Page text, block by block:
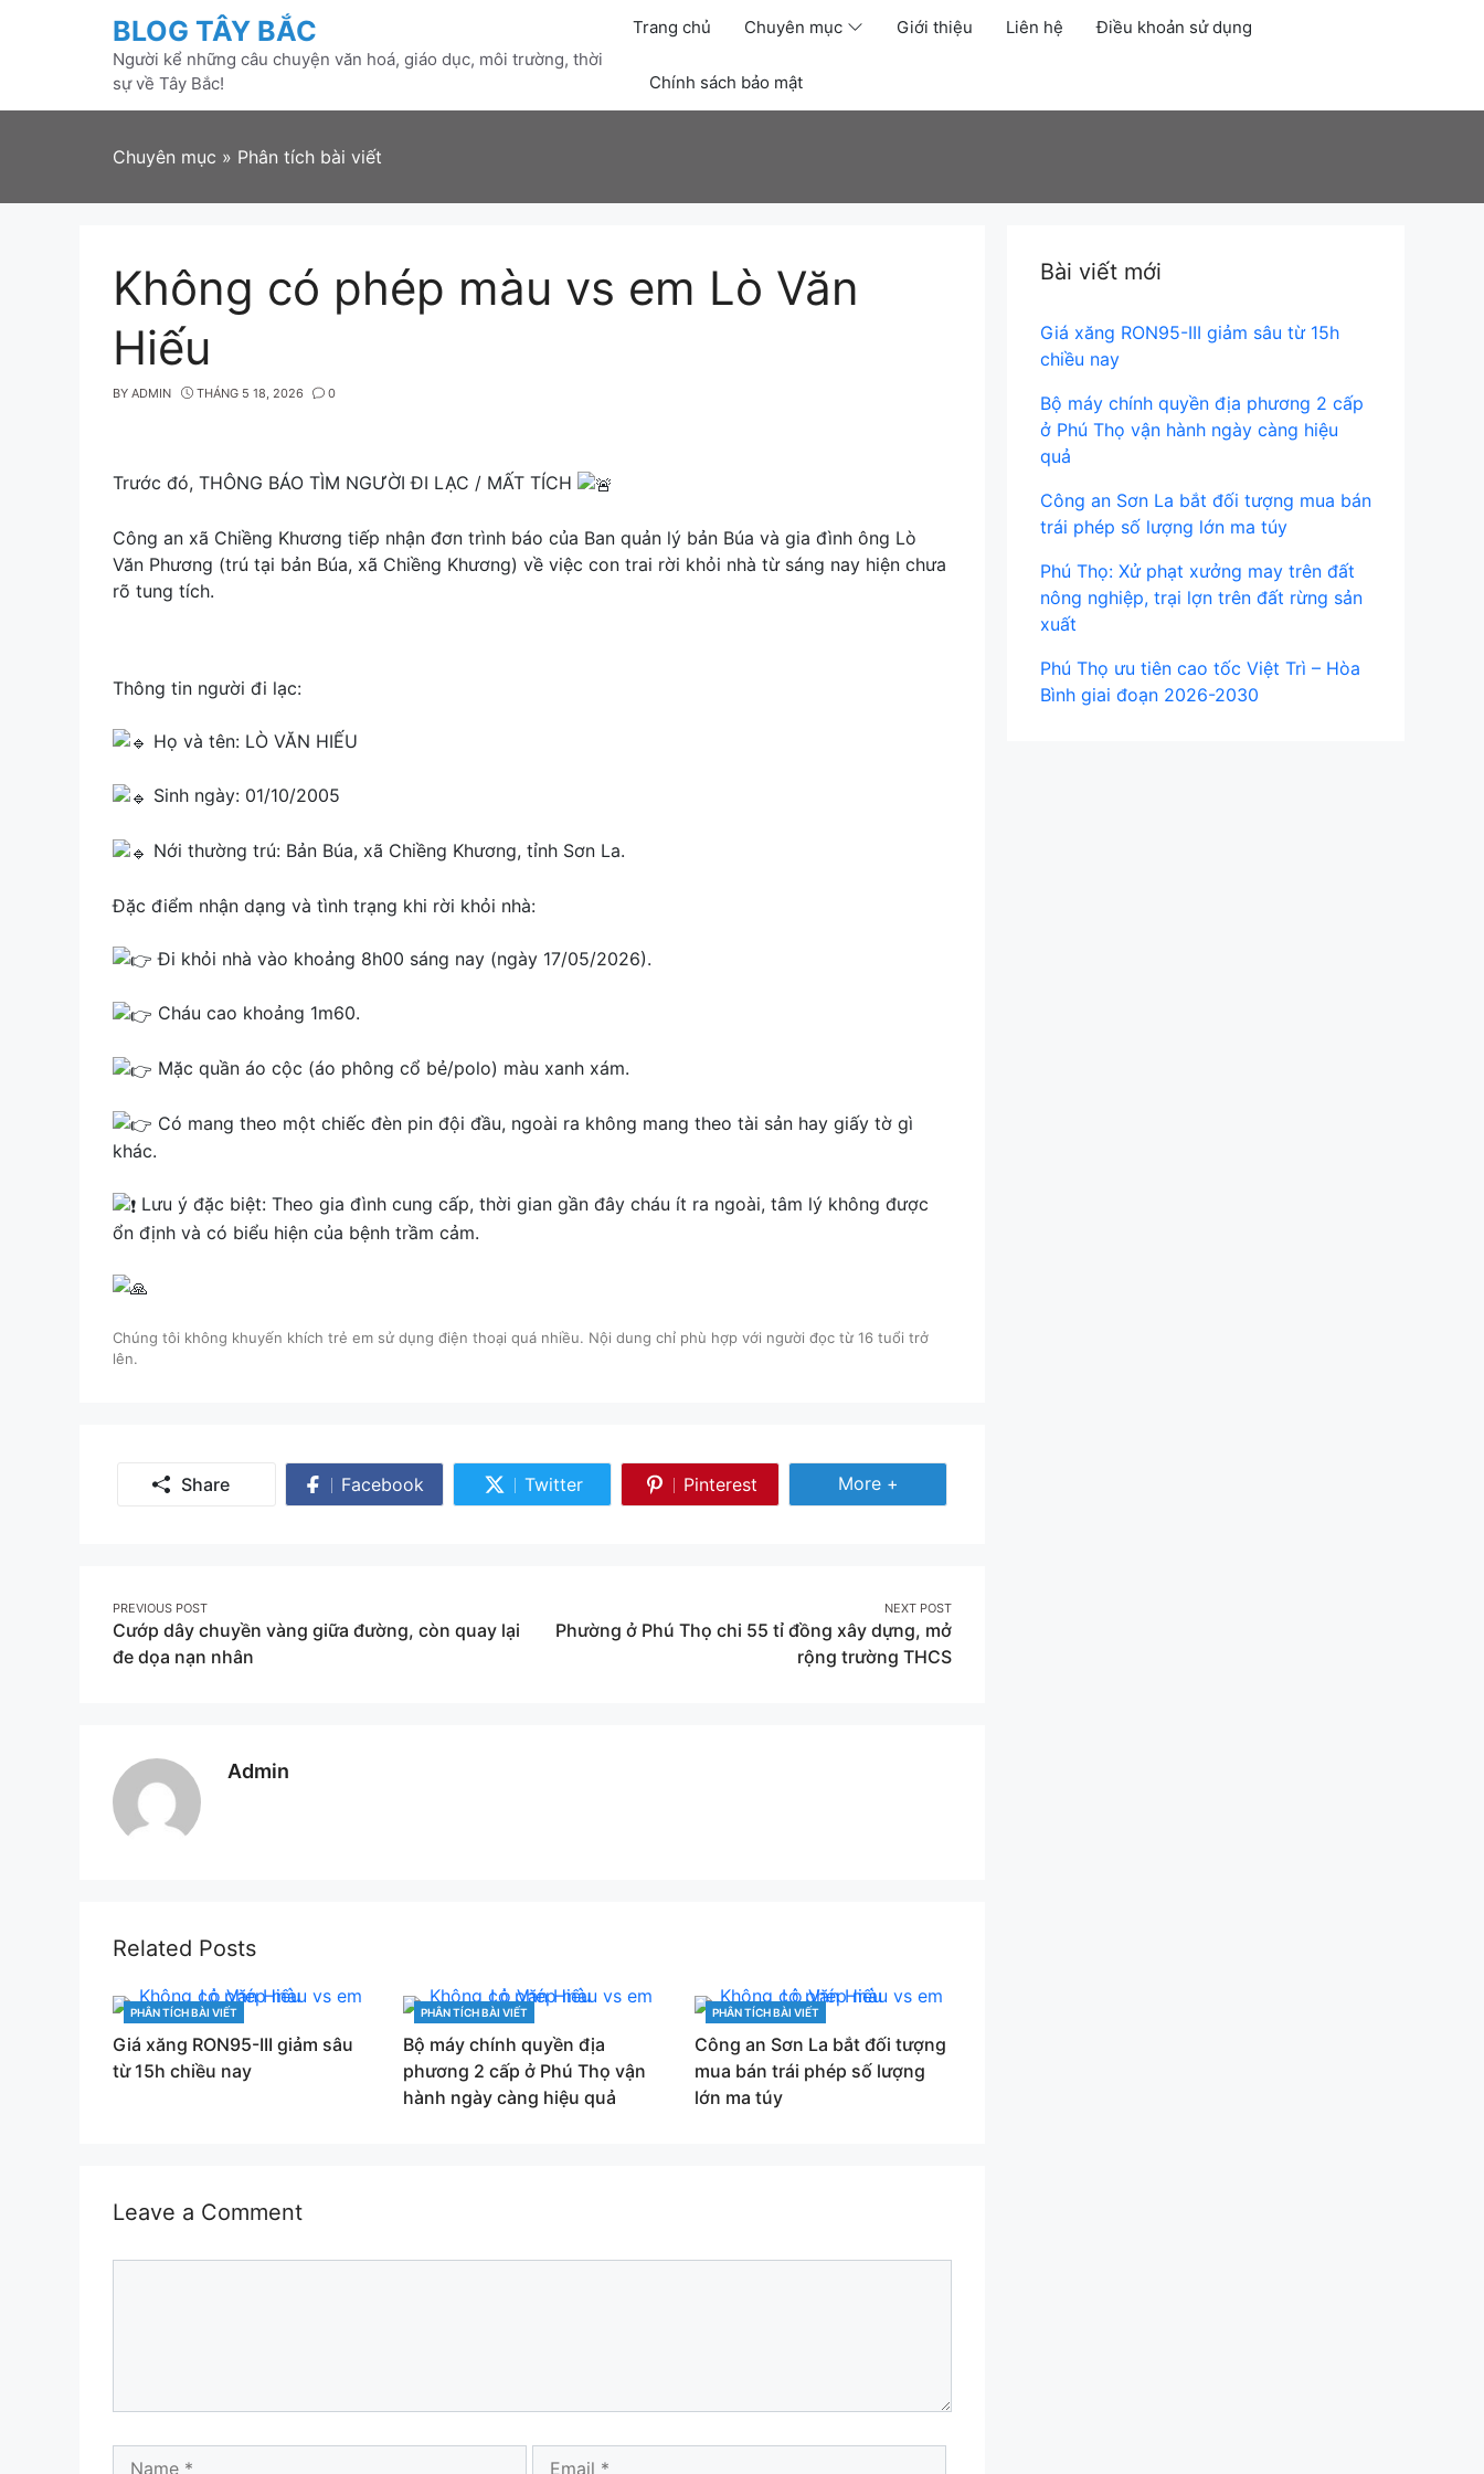
BLOG TÂY BẮC
Người kể những câu chuyện văn hoá, giáo dục, môi trường, thời
sự về Tây Bắc!
Trang chủ Chuyên mục Giới thiệu Liên hệ Điều khoản sử dụng
Chính sách bảo mật
Chuyên mục » Phân tích bài viết
Không có phép màu vs em Lò Văn
Hiếu
BY ADMIN THÁNG 5 18, 2026 0
Trước đó, THÔNG BÁO TÌM NGƯỜI ĐI LẠC / MẤT TÍCH
Công an xã Chiềng Khương tiếp nhận đơn trình báo của Ban quản lý bản Búa và gia đình ông Lò
Văn Phương (trú tại bản Búa, xã Chiềng Khương) về việc con trai rời khỏi nhà từ sáng nay hiện chưa
rõ tung tích.
Thông tin người đi lạc:
Họ và tên: LÒ VĂN HIẾU
Sinh ngày: 01/10/2005
Nới thường trú: Bản Búa, xã Chiềng Khương, tỉnh Sơn La.
Đặc điểm nhận dạng và tình trạng khi rời khỏi nhà:
Đi khỏi nhà vào khoảng 8h00 sáng nay (ngày 17/05/2026).
Cháu cao khoảng 1m60.
Mặc quần áo cộc (áo phông cổ bẻ/polo) màu xanh xám.
Có mang theo một chiếc đèn pin đội đầu, ngoài ra không mang theo tài sản hay giấy tờ gì
khác.
Lưu ý đặc biệt: Theo gia đình cung cấp, thời gian gần đây cháu ít ra ngoài, tâm lý không được
ổn định và có biểu hiện của bệnh trầm cảm.
Chúng tôi không khuyến khích trẻ em sử dụng điện thoại quá nhiều. Nội dung chỉ phù hợp với người đọc từ 16 tuổi trở
lên.
Share Facebook
Share
Twitter
Share
Pinterest
Share
Share More
More +
Post
navigation
PREVIOUS POST
Cướp dây chuyền vàng giữa đường, còn quay lại
đe dọa nạn nhân
NEXT POST
Phường ở Phú Thọ chi 55 tỉ đồng xây dựng, mở
rộng trường THCS
Admin
Related Posts
CATEGORIES
PHÂN TÍCH BÀI VIẾT
Giá xăng RON95-III giảm sâu
từ 15h chiều nay
CATEGORIES
PHÂN TÍCH BÀI VIẾT
Bộ máy chính quyền địa
phương 2 cấp ở Phú Thọ vận
hành ngày càng hiệu quả
CATEGORIES
PHÂN TÍCH BÀI VIẾT
Công an Sơn La bắt đối tượng
mua bán trái phép số lượng
lớn ma túy
Leave a Comment
Name Email
Bài viết mới
Giá xăng RON95-III giảm sâu từ 15h
chiều nay
Bộ máy chính quyền địa phương 2 cấp
ở Phú Thọ vận hành ngày càng hiệu
quả
Công an Sơn La bắt đối tượng mua bán
trái phép số lượng lớn ma túy
Phú Thọ: Xử phạt xưởng may trên đất
nông nghiệp, trại lợn trên đất rừng sản
xuất
Phú Thọ ưu tiên cao tốc Việt Trì – Hòa
Bình giai đoạn 2026-2030